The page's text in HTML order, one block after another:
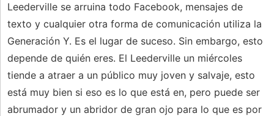
Leederville se arruina todo Facebook, mensajes de
texto y cualquier otra forma de comunicación utiliza la
Generación Y. Es el lugar de suceso. Sin embargo, esto
depende de quién eres. El Leederville un miércoles
tiende a atraer a un público muy joven y salvaje, esto
está muy bien si eso es lo que está en, pero puede ser
abrumador y un abridor de gran ojo para lo que es por